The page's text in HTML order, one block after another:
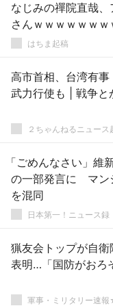
なじみの禪院直哉
さんｗｗｗｗｗｗｗ
はちま起稿
高市首相、台湾有
武力行使も
２ちゃんねるニュース
「ごめんなさい」維
の一部発言に マン
を混同
日本第一！ニュース録
猟友会トップが自
表明…「国防がおろ
軍事・ミリタリー速